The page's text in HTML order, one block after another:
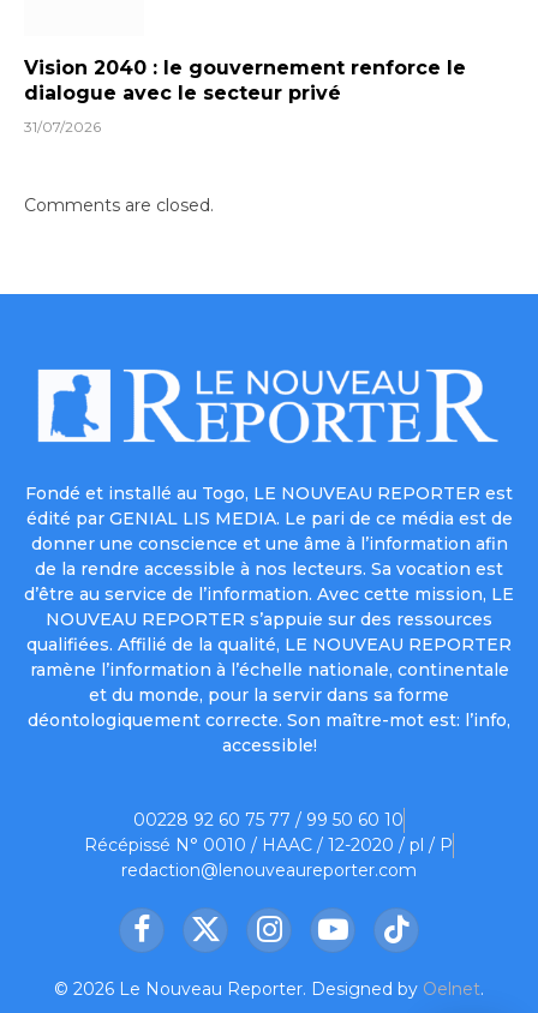
Vision 2040 : le gouvernement renforce le
dialogue avec le secteur privé
31/07/2026
Comments are closed.
Fondé et installé au Togo, LE NOUVEAU REPORTER est
édité par GENIAL LIS MEDIA. Le pari de ce média est de
donner une conscience et une âme à l’information afin
de la rendre accessible à nos lecteurs. Sa vocation est
d’être au service de l’information. Avec cette mission, LE
NOUVEAU REPORTER s’appuie sur des ressources
qualifiées. Affilié de la qualité, LE NOUVEAU REPORTER
ramène l’information à l’échelle nationale, continentale
et du monde, pour la servir dans sa forme
déontologiquement correcte. Son maître-mot est: l’info,
accessible!
00228 92 60 75 77 / 99 50 60 10
Récépissé N° 0010 / HAAC / 12-2020 / pl / P
redaction@lenouveaureporter.com
Facebook
X
InstagramYouTubeTikTok
© 2026 Le Nouveau Reporter. Designed by Oelnet.